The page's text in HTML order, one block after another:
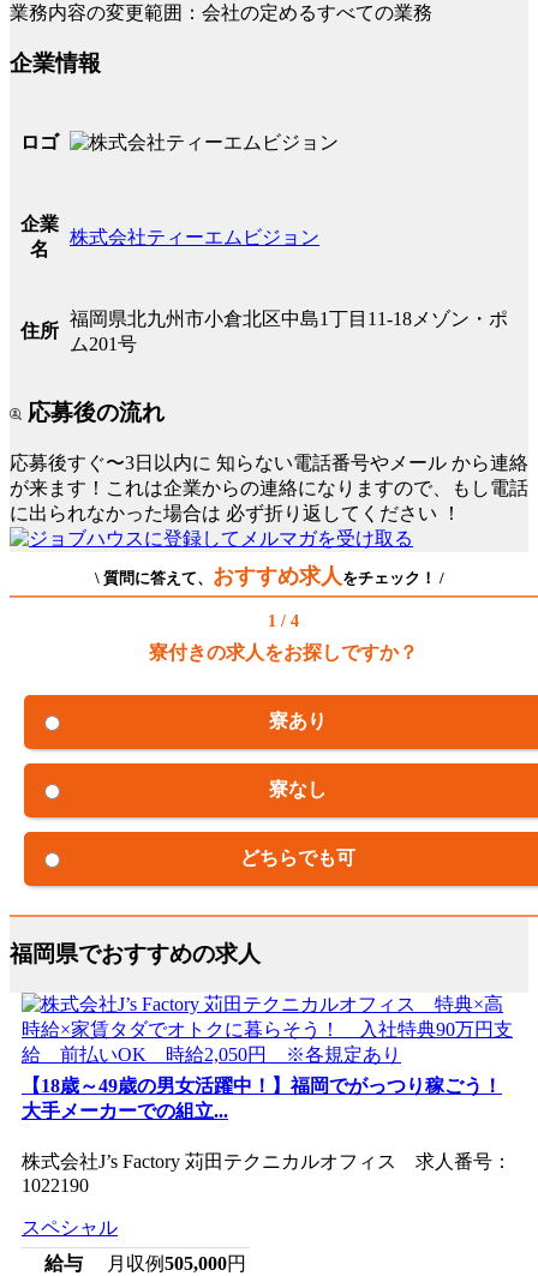
業務内容の変更範囲：会社の定めるすべての業務
企業情報
ロゴ
企業
名
株式会社ティーエムビジョン
住所
福岡県北九州市小倉北区中島1丁目11-18メゾン・ポ
ム201号
応募後の流れ
応募後すぐ〜3日以内に 知らない電話番号やメール から連絡
が来ます！これは企業からの連絡になりますので、もし電話
に出られなかった場合は 必ず折り返してください ！
\ 質問に答えて、 おすすめ求人 をチェック！ /
1 / 4
寮付きの求人をお探しですか？
寮あり
寮なし
どちらでも可
福岡県でおすすめの求人
【18歳～49歳の男女活躍中！】福岡でがっつり稼ごう！
大手メーカーでの組立...
株式会社J’s Factory 苅田テクニカルオフィス 求人番号：
1022190
スペシャル
給与
月収例505,000円